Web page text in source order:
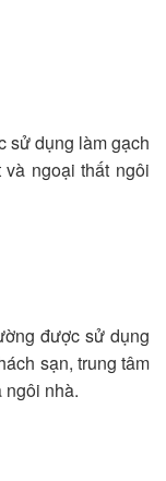
sử dụng làm gạch
ngoại thất ngôi
được sử dụng
sạn, trung tâm
ngôi nhà.